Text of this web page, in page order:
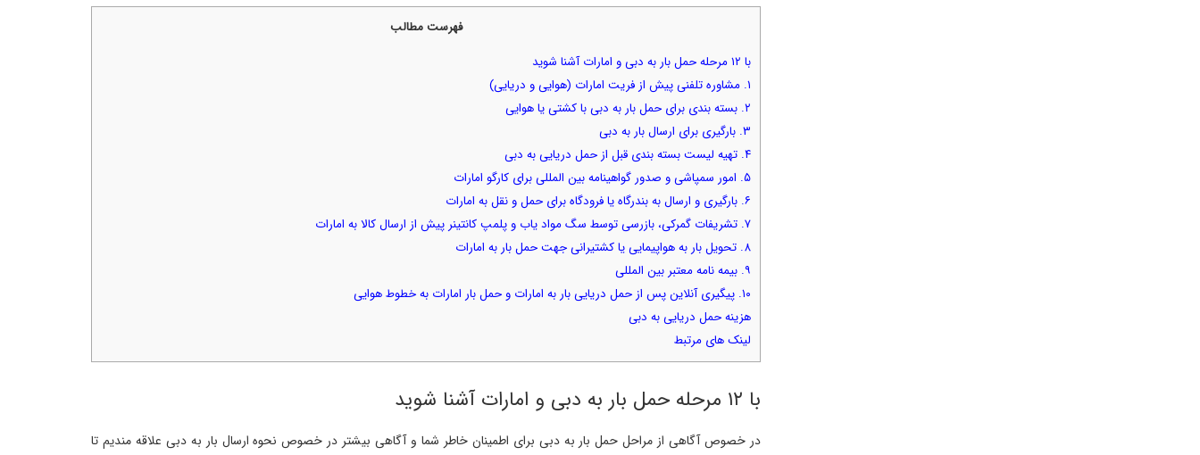
فهرست مطالب
با ۱۲ مرحله حمل بار به دبی و امارات آشنا شوید
۱. مشاوره تلفنی پیش از فریت امارات (هوایی و دریایی)
۲. بسته بندی برای حمل بار به دبی با کشتی یا هوایی
۳. بارگیری برای ارسال بار به دبی
۴. تهیه لیست بسته بندی قبل از حمل دریایی به دبی
۵. امور سمپاشی و صدور گواهینامه بین المللی برای کارگو امارات
۶. بارگیری و ارسال به بندرگاه یا فرودگاه برای حمل و نقل به امارات
۷. تشریفات گمرکی، بازرسی توسط سگ مواد یاب و پلمپ کانتینر پیش از ارسال کالا به امارات
۸. تحویل بار به هواپیمایی یا کشتیرانی جهت حمل بار به امارات
۹. بیمه نامه معتبر بین المللی
۱۰. پیگیری آنلاین پس از حمل دریایی بار به امارات و حمل بار امارات به خطوط هوایی
هزینه حمل دریایی به دبی
لینک های مرتبط
با ۱۲ مرحله حمل بار به دبی و امارات آشنا شوید
در خصوص آگاهی از مراحل حمل بار به دبی برای اطمینان خاطر شما و آگاهی بیشتر در خصوص نحوه ارسال بار به دبی علاقه مندیم تا